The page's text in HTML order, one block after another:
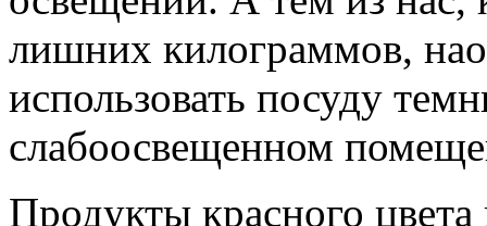
лишних килограммов,
использовать посуду
слабоосвещенном
Продукты красного